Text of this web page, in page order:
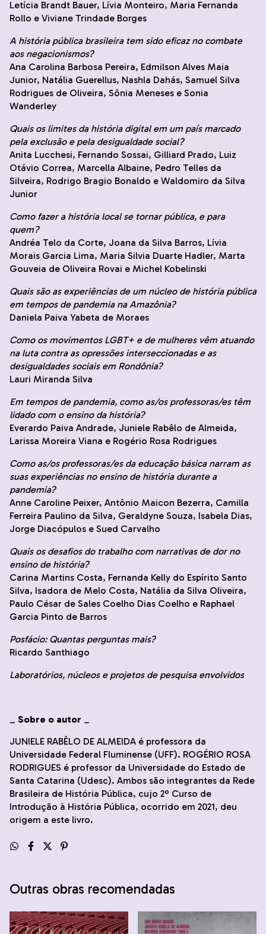
Letícia Brandt Bauer, Lívia Monteiro, Maria Fernanda
Rollo e Viviane Trindade Borges
A história pública brasileira tem sido eficaz no combate
aos negacionismos?
Ana Carolina Barbosa Pereira, Edmilson Alves Maia
Junior, Natália Guerellus, Nashla Dahás, Samuel Silva
Rodrigues de Oliveira, Sônia Meneses e Sonia
Wanderley
Quais os limites da história digital em um país marcado
pela exclusão e pela desigualdade social?
Anita Lucchesi, Fernando Sossai, Gilliard Prado, Luiz
Otávio Correa, Marcella Albaine, Pedro Telles da
Silveira, Rodrigo Bragio Bonaldo e Waldomiro da Silva
Junior
Como fazer a história local se tornar pública, e para
quem?
Andréa Telo da Corte, Joana da Silva Barros, Lívia
Morais Garcia Lima, Maria Silvia Duarte Hadler, Marta
Gouveia de Oliveira Rovai e Michel Kobelinski
Quais são as experiências de um núcleo de história pública
em tempos de pandemia na Amazônia?
Daniela Paiva Yabeta de Moraes
Como os movimentos LGBT+ e de mulheres vêm atuando
na luta contra as opressões interseccionadas e as
desigualdades sociais em Rondônia?
Lauri Miranda Silva
Em tempos de pandemia, como as/os professoras/es têm
lidado com o ensino da história?
Everardo Paiva Andrade, Juniele Rabêlo de Almeida,
Larissa Moreira Viana e Rogério Rosa Rodrigues
Como as/os professoras/es da educação básica narram as
suas experiências no ensino de história durante a
pandemia?
Anne Caroline Peixer, Antônio Maicon Bezerra, Camilla
Ferreira Paulino da Silva, Geraldyne Souza, Isabela Dias,
Jorge Diacópulos e Sued Carvalho
Quais os desafios do trabalho com narrativas de dor no
ensino de história?
Carina Martins Costa, Fernanda Kelly do Espírito Santo
Silva, Isadora de Melo Costa, Natália da Silva Oliveira,
Paulo César de Sales Coelho Dias Coelho e Raphael
Garcia Pinto de Barros
Posfácio: Quantas perguntas mais?
Ricardo Santhiago
Laboratórios, núcleos e projetos de pesquisa envolvidos
Sobre o autor
JUNIELE RABÊLO DE ALMEIDA é professora da
Universidade Federal Fluminense (UFF). ROGÉRIO ROSA
RODRIGUES é professor da Universidade do Estado de
Santa Catarina (Udesc). Ambos são integrantes da Rede
Brasileira de História Pública, cujo 2º Curso de
Introdução à História Pública, ocorrido em 2021, deu
origem a este livro.
Outras obras recomendadas